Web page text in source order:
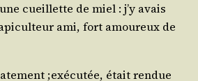
cueillette de miel : j’y avais
ami, fort amou­reux de
;exé­cu­tée, était ren­due